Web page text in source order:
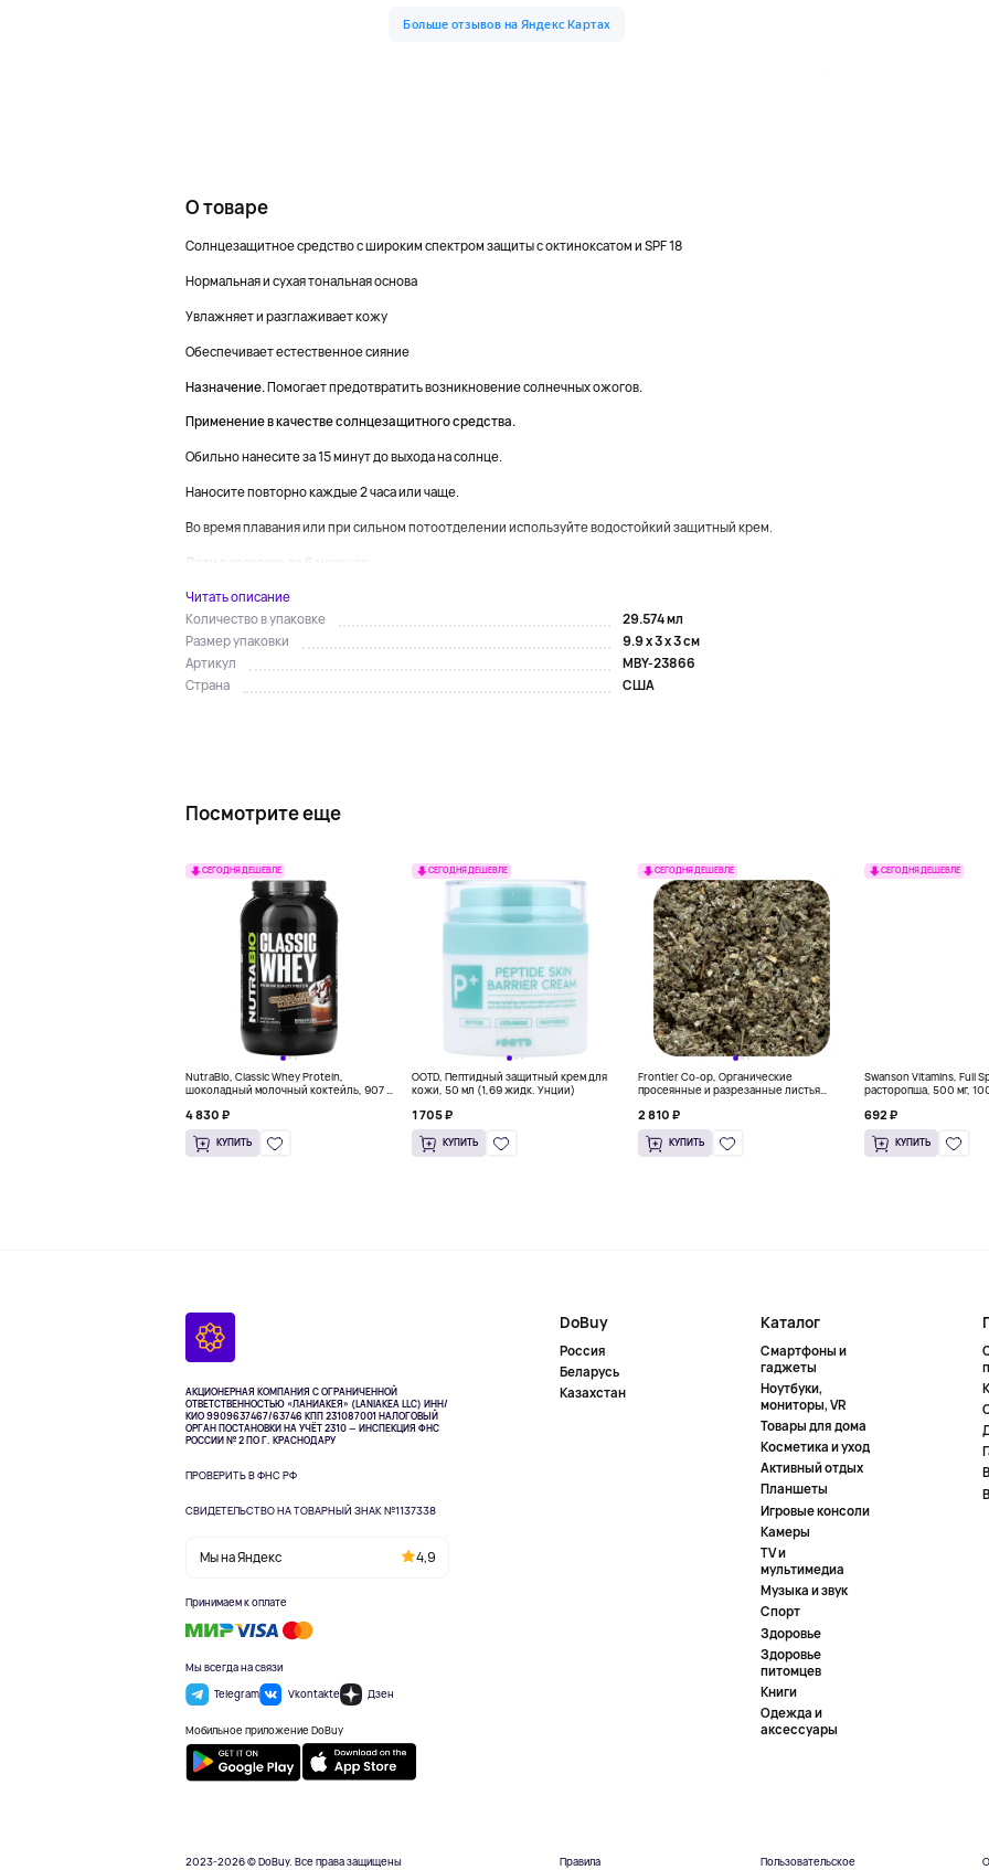
О товаре
Солнцезащитное средство с широким спектром защиты с октиноксатом и SPF 18
Нормальная и сухая тональная основа
Увлажняет и разглаживает кожу
Обеспечивает естественное сияние
Назначение. Помогает предотвратить возникновение солнечных ожогов.
Применение в качестве солнцезащитного средства.
Обильно нанесите за 15 минут до выхода на солнце.
Наносите повторно каждые 2 часа или чаще.
Во время плавания или при сильном потоотделении используйте водостойкий защитный крем.
Дети в возрасте до 6 месяцев:...
Читать описание
Количество в упаковке
29.574 мл
Размер упаковки
9.9 x 3 x 3 см
Артикул
MBY-23866
Страна
США
Посмотрите еще
СЕГОДНЯ ДЕШЕВЛЕ
NutraBio, Classic Whey Protein,
шоколадный молочный коктейль, 907 г
4 830 ₽
КУПИТЬ
СЕГОДНЯ ДЕШЕВЛЕ
OOTD, Пептидный защитный крем для
кожи, 50 мл (1,69 жидк. Унции)
1 705 ₽
КУПИТЬ
СЕГОДНЯ ДЕШЕВЛЕ
Frontier Co-op, Органические
просеянные и разрезанные листья
2 810 ₽
КУПИТЬ
СЕГОДНЯ ДЕШЕВЛЕ
Swanson Vitamins, Full
расторопша, 500 мг,
692 ₽
КУПИТЬ
АКЦИОНЕРНАЯ КОМПАНИЯ С ОГРАНИЧЕННОЙ
ОТВЕТСТВЕННОСТЬЮ «ЛАНИАКЕЯ» (LANIAKEA LLC) ИНН/
КИО 9909637467/63746 КПП 231087001 НАЛОГОВЫЙ
ОРГАН ПОСТАНОВКИ НА УЧЁТ 2310 — ИНСПЕКЦИЯ ФНС
РОССИИ № 2 ПО Г. КРАСНОДАРУ
ПРОВЕРИТЬ В ФНС РФ
СВИДЕТЕЛЬСТВО НА ТОВАРНЫЙ ЗНАК №1137338
Мы на Яндекс 4,9
Принимаем к оплате
Мы всегда на связи
Telegram
Vkontakte Дзен
Мобильное приложение DoBuy
DoBuy
Россия
Беларусь
Казахстан
Каталог
Смартфоны и
гаджеты
Ноутбуки,
мониторы, VR
Товары для дома
Косметика и уход
Активный отдых
Планшеты
Игровые консоли
Камеры
TV и
мультимедиа
Музыка и звук
Спорт
Здоровье
Здоровье
питомцев
Книги
Одежда и
аксессуары
2023-2026 © DoBuy. Все права защищены
Правила
Пользовательское